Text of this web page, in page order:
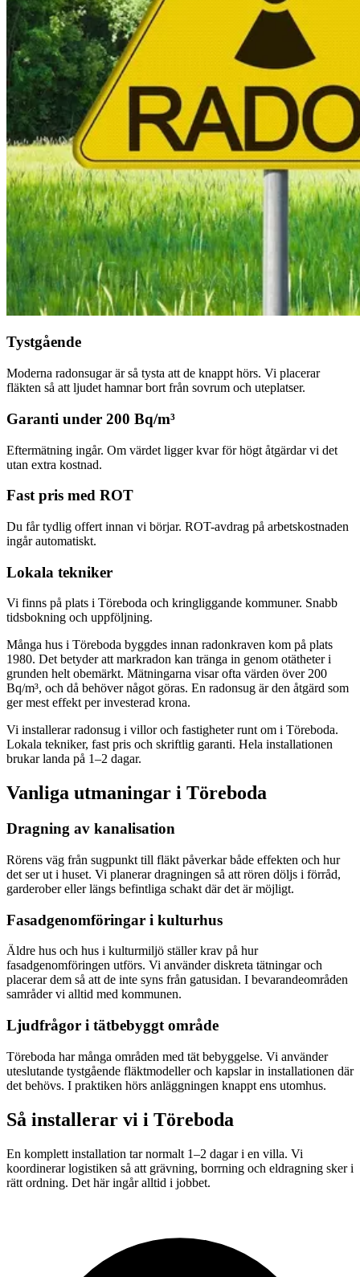
Tystgående
Moderna radonsugar är så tysta att de knappt hörs. Vi placerar
fläkten så att ljudet hamnar bort från sovrum och uteplatser.
Garanti under 200 Bq/m³
Eftermätning ingår. Om värdet ligger kvar för högt åtgärdar vi det
utan extra kostnad.
Fast pris med ROT
Du får tydlig offert innan vi börjar. ROT-avdrag på arbetskostnaden
ingår automatiskt.
Lokala tekniker
Vi finns på plats i Töreboda och kringliggande kommuner. Snabb
tidsbokning och uppföljning.
Många hus i Töreboda byggdes innan radonkraven kom på plats
1980. Det betyder att markradon kan tränga in genom otätheter i
grunden helt obemärkt. Mätningarna visar ofta värden över 200
Bq/m³, och då behöver något göras. En radonsug är den åtgärd som
ger mest effekt per investerad krona.
Vi installerar radonsug i villor och fastigheter runt om i Töreboda.
Lokala tekniker, fast pris och skriftlig garanti. Hela installationen
brukar landa på 1–2 dagar.
Vanliga utmaningar i Töreboda
Dragning av kanalisation
Rörens väg från sugpunkt till fläkt påverkar både effekten och hur
det ser ut i huset. Vi planerar dragningen så att rören döljs i förråd,
garderober eller längs befintliga schakt där det är möjligt.
Fasadgenomföringar i kulturhus
Äldre hus och hus i kulturmiljö ställer krav på hur
fasadgenomföringen utförs. Vi använder diskreta tätningar och
placerar dem så att de inte syns från gatusidan. I bevarandeområden
samråder vi alltid med kommunen.
Ljudfrågor i tätbebyggt område
Töreboda har många områden med tät bebyggelse. Vi använder
uteslutande tystgående fläktmodeller och kapslar in installationen där
det behövs. I praktiken hörs anläggningen knappt ens utomhus.
Så installerar vi i Töreboda
En komplett installation tar normalt 1–2 dagar i en villa. Vi
koordinerar logistiken så att grävning, borrning och eldragning sker i
rätt ordning. Det här ingår alltid i jobbet.